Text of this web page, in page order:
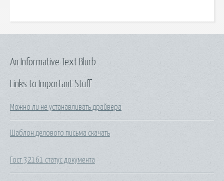
Links to Important Stuff
Можно ли не устанавливать драйвера
Шаблон делового письма скачать
Гост 32161 статус документа
An Informative Text Blurb